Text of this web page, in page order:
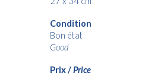
Condition
Bon état
Good
Prix /Price